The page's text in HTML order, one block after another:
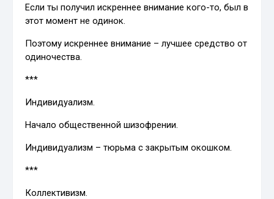
Если ты получил искреннее внимание кого-то, был в
этот момент не одинок.
Поэтому искреннее внимание – лучшее средство от
одиночества.
***
Индивидуализм.
Начало общественной шизофрении.
Индивидуализм – тюрьма с закрытым окошком.
***
Коллективизм.